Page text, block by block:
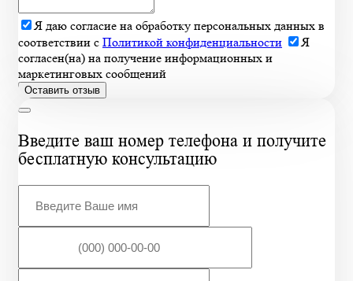
Я даю согласие на обработку персональных данных в
соответствии с Политикой конфиденциальности
Я
согласен(на) на получение информационных и
маркетинговых сообщений
Оставить отзыв
Введите ваш номер телефона и получите
бесплатную консультацию